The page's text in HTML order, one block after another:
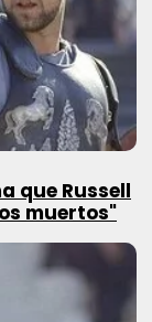
que Russell
muertos"